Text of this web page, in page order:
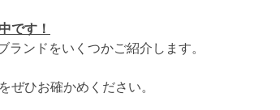
です！
ランドをいくつかご紹介します。
ぜひお確かめください。